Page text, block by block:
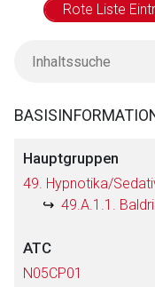
Rote Liste
Hauptgruppen
49. Hypnotika/
49.A.1.1.
ATC
N05CP01